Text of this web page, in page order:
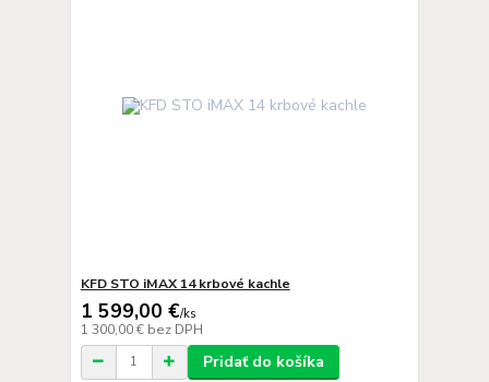
KFD STO iMAX 14 krbové kachle
1 599,00 €/ks
1 300,00 € bez DPH
Pridať do košíka